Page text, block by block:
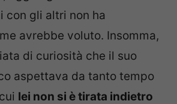
con gli altri non ha
avrebbe voluto. Insomma,
di curiosità che il suo
aspettava da tanto tempo
lei non si è tirata indietro